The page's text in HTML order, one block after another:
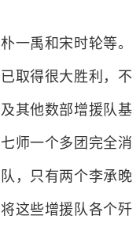
禹和宋时轮等。
取得很大胜利，不
其他数部增援队基
师一个多团完全消
，只有两个李承晚
这些增援队各个歼